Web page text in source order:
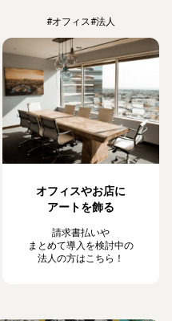
#オフィス#法人
オフィスやお店に
アートを飾る
請求書払いや
まとめて導入を検討中の
法人の方はこちら！